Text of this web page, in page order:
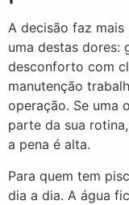
A decisão faz
uma destas dores:
desconforto com
manutenção
operação. Se uma
parte da sua
a pena é alta.
Para quem tem
dia a dia. A água